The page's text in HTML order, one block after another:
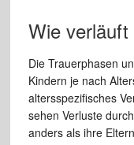
Wie verläuft
Die Trauerphasen
Kindern je nach
altersspezifisches
sehen Verluste
anders als ihre